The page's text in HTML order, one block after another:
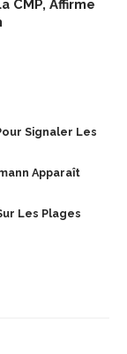
CMP, Affirme
Signaler Les
Apparaît
Les Plages